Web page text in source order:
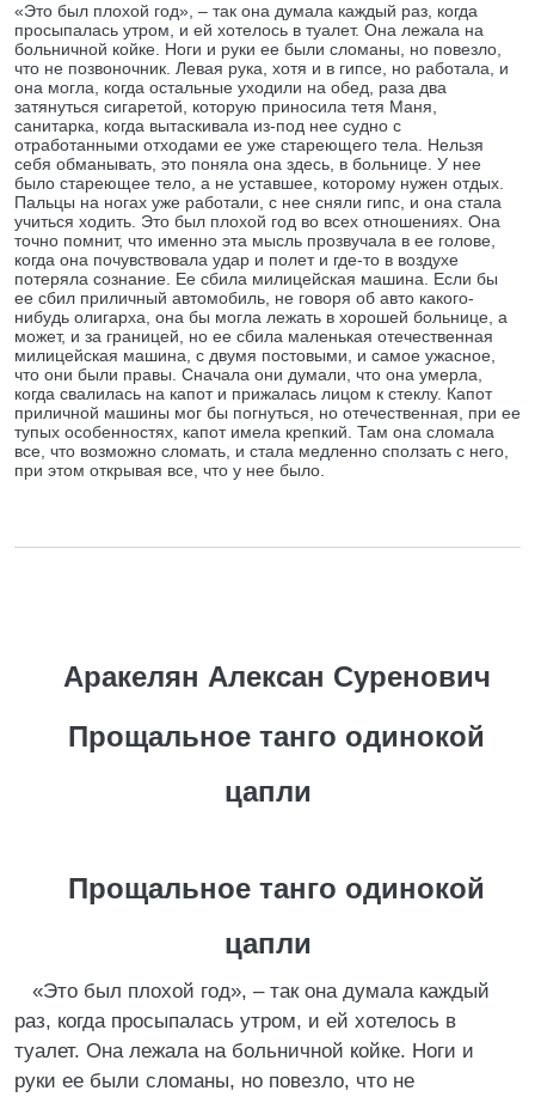
«Это был плохой год», – так она думала каждый раз, когда
просыпалась утром, и ей хотелось в туалет. Она лежала на
больничной койке. Ноги и руки ее были сломаны, но повезло,
что не позвоночник. Левая рука, хотя и в гипсе, но работала, и
она могла, когда остальные уходили на обед, раза два
затянуться сигаретой, которую приносила тетя Маня,
санитарка, когда вытаскивала из-под нее судно с
отработанными отходами ее уже стареющего тела. Нельзя
себя обманывать, это поняла она здесь, в больнице. У нее
было стареющее тело, а не уставшее, которому нужен отдых.
Пальцы на ногах уже работали, с нее сняли гипс, и она стала
учиться ходить. Это был плохой год во всех отношениях. Она
точно помнит, что именно эта мысль прозвучала в ее голове,
когда она почувствовала удар и полет и где-то в воздухе
потеряла сознание. Ее сбила милицейская машина. Если бы
ее сбил приличный автомобиль, не говоря об авто какого-
нибудь олигарха, она бы могла лежать в хорошей больнице, а
может, и за границей, но ее сбила маленькая отечественная
милицейская машина, с двумя постовыми, и самое ужасное,
что они были правы. Сначала они думали, что она умерла,
когда свалилась на капот и прижалась лицом к стеклу. Капот
приличной машины мог бы погнуться, но отечественная, при ее
тупых особенностях, капот имела крепкий. Там она сломала
все, что возможно сломать, и стала медленно сползать с него,
при этом открывая все, что у нее было.
Аракелян Алексан Суренович
Прощальное танго одинокой
цапли
Прощальное танго одинокой
цапли
«Это был плохой год», – так она думала каждый
раз, когда просыпалась утром, и ей хотелось в
туалет. Она лежала на больничной койке. Ноги и
руки ее были сломаны, но повезло, что не